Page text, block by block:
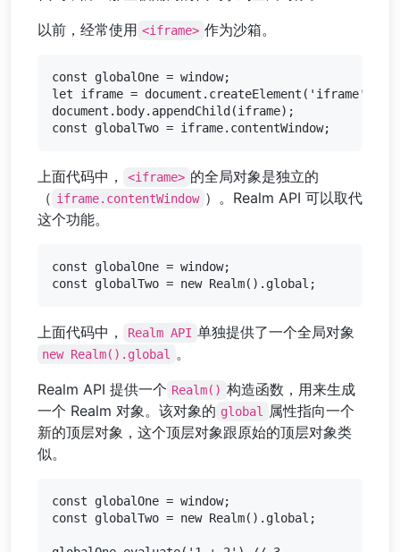
以前，经常使用 <iframe> 作为沙箱。
const globalOne = window;
let iframe = document.createElement('iframe');
document.body.appendChild(iframe);
上面代码中， <iframe> 的全局对象是独立的
（ iframe.contentWindow ）。Realm API 可以取代
这个功能。
const globalOne = window;
上面代码中， Realm API 单独提供了一个全局对象
new Realm().global
。
Realm API 提供一个 Realm() 构造函数，用来生成
一个 Realm 对象。该对象的 global
属性指向一个
新的顶层对象，这个顶层对象跟原始的顶层对象类
似。
const globalOne = window;
const globalTwo = new Realm().global;